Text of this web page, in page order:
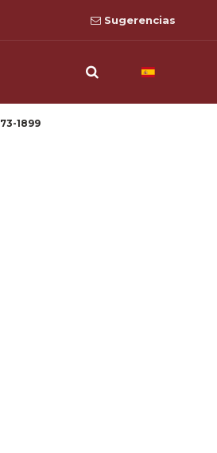
Sugerencias
1899